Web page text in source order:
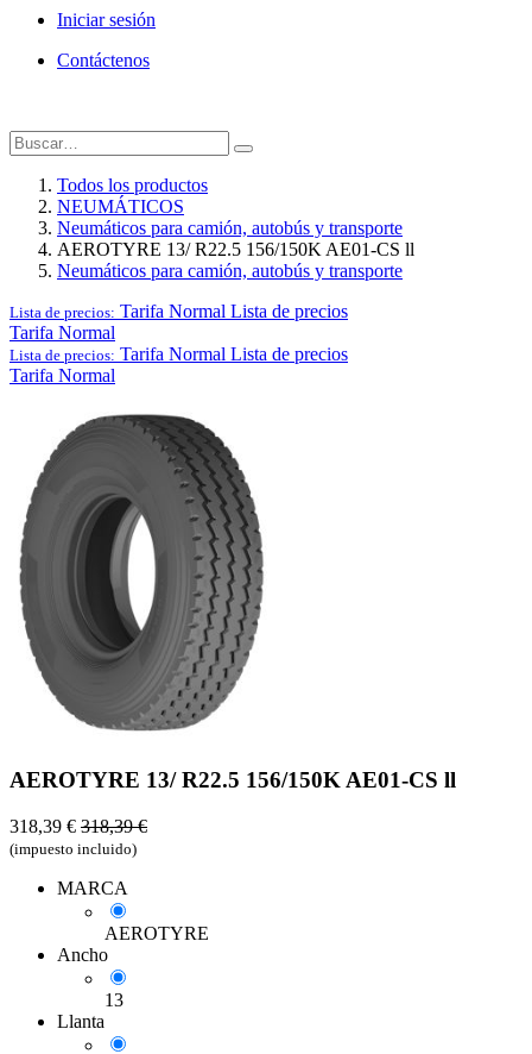
Iniciar sesión
Contáctenos
Todos los productos
NEUMÁTICOS
Neumáticos para camión, autobús y transporte
AEROTYRE 13/ R22.5 156/150K AE01-CS ll
Neumáticos para camión, autobús y transporte
Lista de precios: Tarifa Normal Lista de precios
Tarifa Normal
Lista de precios: Tarifa Normal Lista de precios
Tarifa Normal
AEROTYRE 13/ R22.5 156/150K AE01-CS ll
318,39 € 318,39€
(impuesto incluido)
MARCA
AEROTYRE
Ancho
13
Llanta